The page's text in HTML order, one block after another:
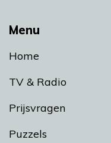
Menu
Home
TV & Radio
Prijsvragen
Puzzels